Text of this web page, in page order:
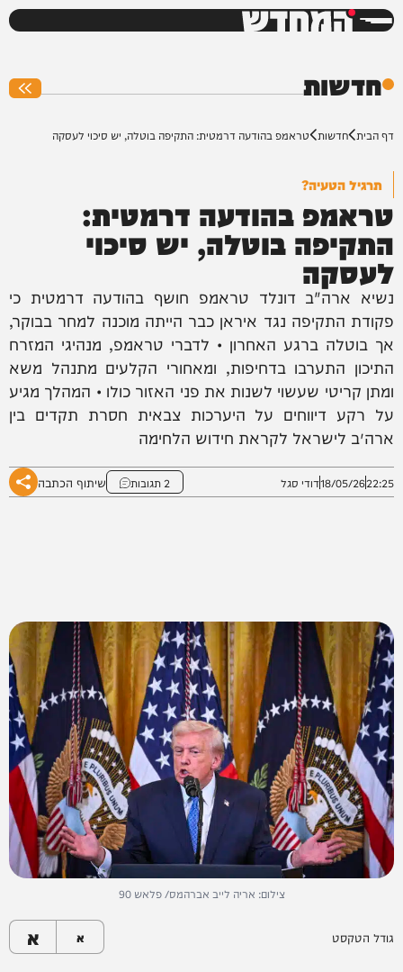
המחדש
חדשות
דף הבית חדשות טראמפ בהודעה דרמטית: התקיפה בוטלה, יש סיכוי לעסקה
תרגיל הטעיה?
טראמפ בהודעה דרמטית:
התקיפה בוטלה, יש סיכוי
לעסקה
נשיא ארה"ב דונלד טראמפ חושף בהודעה דרמטית כי
פקודת התקיפה נגד איראן כבר הייתה מוכנה למחר בבוקר,
אך בוטלה ברגע האחרון • לדברי טראמפ, מנהיגי המזרח
התיכון התערבו בדחיפות, ומאחורי הקלעים מתנהל משא
ומתן קריטי שעשוי לשנות את פני האזור כולו • המהלך מגיע
על רקע דיווחים על היערכות צבאית חסרת תקדים בין
ארה״ב לישראל לקראת חידוש הלחימה
22:25
18/05/26דודי סגל 2 תגובות שיתוף הכתבה
צילום: אריה לייב אברהמס/ פלאש 90
גודל הטקסט א א